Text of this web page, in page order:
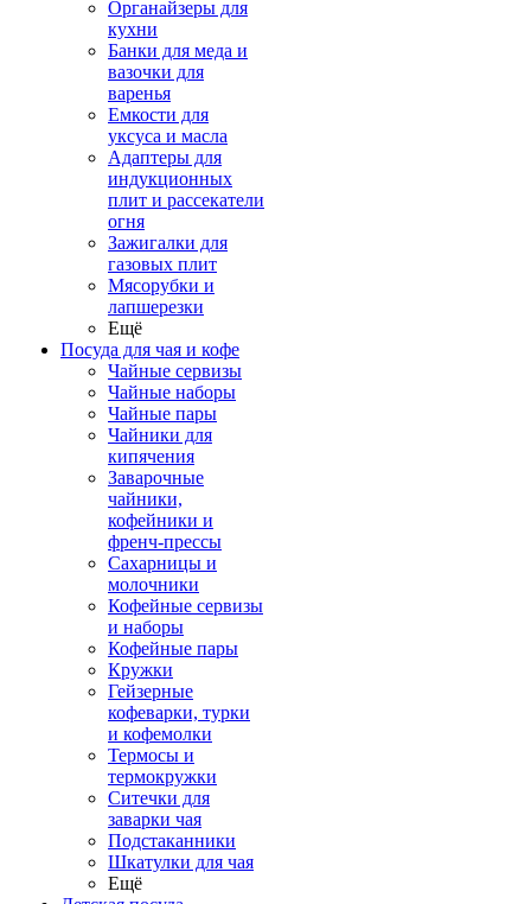
Органайзеры для
кухни
Банки для меда и
вазочки для
варенья
Емкости для
уксуса и масла
Адаптеры для
индукционных
плит и рассекатели
огня
Зажигалки для
газовых плит
Мясорубки и
лапшерезки
Ещё
Посуда для чая и кофе
Чайные сервизы
Чайные наборы
Чайные пары
Чайники для
кипячения
Заварочные
чайники,
кофейники и
френч-прессы
Сахарницы и
молочники
Кофейные сервизы
и наборы
Кофейные пары
Кружки
Гейзерные
кофеварки, турки
и кофемолки
Термосы и
термокружки
Ситечки для
заварки чая
Подстаканники
Шкатулки для чая
Ещё